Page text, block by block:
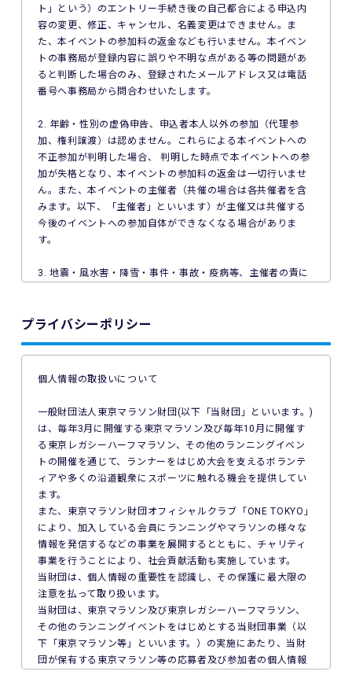
ト」という）のエントリー手続き後の自己都合による申込内
容の変更、修正、キャンセル、名義変更はできません。ま
た、本イベントの参加料の返金なども行いません。本イベン
トの事務局が登録内容に誤りや不明な点がある等の問題があ
ると判断した場合のみ、登録されたメールアドレス又は電話
番号へ事務局から問合わせいたします。
2. 年齢・性別の虚偽申告、申込者本人以外の参加（代理参
加、権利譲渡）は認めません。これらによる本イベントへの
不正参加が判明した場合、 判明した時点で本イベントへの参
加が失格となり、本イベントの参加料の返金は一切行いませ
ん。また、本イベントの主催者（共催の場合は各共催者を含
みます。以下、「主催者」といいます）が主催又は共催する
今後のイベントへの参加自体ができなくなる場合がありま
す。
3. 地震・風水害・降雪・事件・事故・疫病等、主催者の責に
トへのエントリーができない場合があります。ご利用の端末
切の責任を負いません。
5. 公共交通機関の遅延、道路事情その他いかなる理由による
本イベントへの参加の遅刻又は不参加であっても、主催者は
一切責任を負わず、本イベントの参加料の返金等は一切行い
6. 本イベントの参加料についての領収証は発行いたしませ
7. 主催者は本イベントの参加者の疾病や紛失、その他の事故
に際し、主催者に故意又は重過失がある場合を除き、主催者
が加入する保険の給付額以上の損害を賠償する責任を負いま
せん。なお、本イベントの参加者は、自己の健康状態や体調
に注意を払うものとします。
8. 本イベント中の映像・写真・記事・記録・参加者の氏名、
プライバシーポリシー
個人情報の取扱いについて
一般財団法人東京マラソン財団(以下「当財団」といいます。)
は、毎年3月に開催する東京マラソン及び毎年10月に開催す
る東京レガシーハーフマラソン、その他のランニングイベン
トの開催を通じて、ランナーをはじめ大会を支えるボランテ
ィアや多くの沿道観衆にスポーツに触れる機会を提供してい
ます。
また、東京マラソン財団オフィシャルクラブ「ONE TOKYO」
により、加入している会員にランニングやマラソンの様々な
情報を発信するなどの事業を展開するとともに、チャリティ
事業を行うことにより、社会貢献活動も実施しています。
当財団は、個人情報の重要性を認識し、その保護に最大限の
注意を払って取り扱います。
当財団は、東京マラソン及び東京レガシーハーフマラソン、
その他のランニングイベントをはじめとする当財団事業（以
下「東京マラソン等」といいます。）の実施にあたり、当財
団が保有する東京マラソン等の応募者及び参加者の個人情報